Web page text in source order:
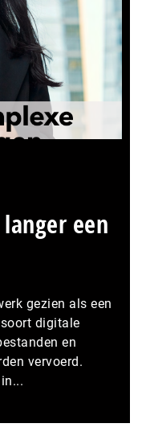
een
gezien als een
digitale
en
vervoerd.